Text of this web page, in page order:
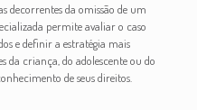
decorrentes da omissão de um
permite avaliar o caso
e definir a estratégia mais
da criança, do adolescente ou do
de seus direitos.